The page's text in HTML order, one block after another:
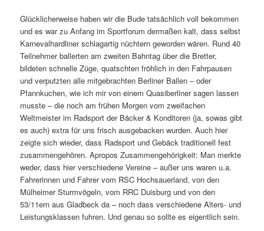
Glücklicherweise haben wir die Bude tatsächlich voll bekommen
und es war zu Anfang im Sportforum dermaßen kalt, dass selbst
Karnevalhardliner schlagartig nüchtern geworden wären. Rund 40
Teilnehmer ballerten am zweiten Bahntag über die Bretter,
bildeten schnelle Züge, quatschten fröhlich in den Fahrpausen
und verputzten alle mitgebrachten Berliner Ballen – oder
Pfannkuchen, wie ich mir von einem Quasiberliner sagen lassen
musste – die noch am frühen Morgen vom zweifachen
Weltmeister im Radsport der Bäcker & Konditoren (ja, sowas gibt
es auch) extra für uns frisch ausgebacken wurden. Auch hier
zeigte sich wieder, dass Radsport und Gebäck traditionell fest
zusammengehören. Apropos Zusammengehörigkeit: Man merkte
weder, dass hier verschiedene Vereine – außer uns waren u.a.
Fahrerinnen und Fahrer vom RSC Hochsauerland, von den
Mülheimer Sturmvögeln, vom RRC Duisburg und von den
53/11ern aus Gladbeck da – noch dass verschiedene Alters- und
Leistungsklassen fuhren. Und genau so sollte es eigentlich sein.